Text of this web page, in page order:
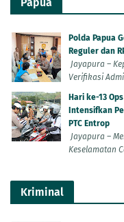
Polda Papua
Reguler dan
Jayapura –
Verifikasi
Hari ke-13
Intensifkan
PTC Entrop
Jayapura –
Keselamatan
Kriminal